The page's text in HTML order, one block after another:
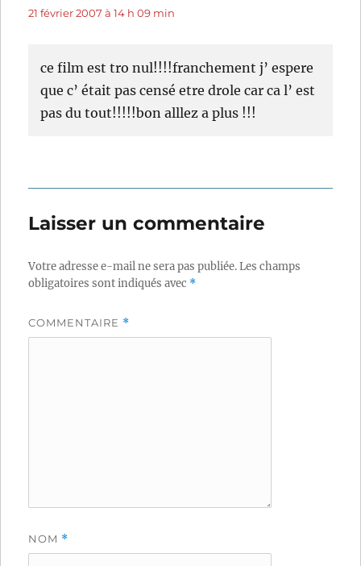
21 février 2007 à 14 h 09 min
ce film est tro nul!!!!franchement j’ espere
que c’ était pas censé etre drole car ca l’ est
pas du tout!!!!!bon alllez a plus !!!
Laisser un commentaire
Votre adresse e-mail ne sera pas publiée.Les champs
obligatoires sont indiqués avec *
COMMENTAIRE *
NOM *